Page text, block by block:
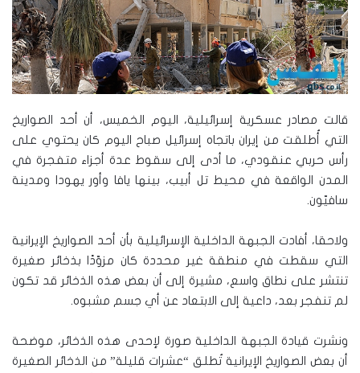
قالت مصادر عسكرية إسرائيلية، اليوم الخميس، أن أحد الصواريخ
التي أُطلقت من إيران باتجاه إسرائيل صباح اليوم كان يحتوي على
رأس حربي عنقودي، ما أدى إلى سقوط عدة أجزاء متفجرة في
المدن الواقعة في محيط تل أبيب، بينها يافا وأور يهودا ومدينة
سافيّون.
ولاحقا، أفادت الجبهة الداخلية الإسرائيلية بأن أحد الصواريخ الإيرانية
التي سقطت في منطقة غير محددة كان مزوّدًا بذخائر صغيرة
تنتشر على نطاق واسع، مشيرة إلى أن بعض هذه الذخائر قد تكون
لم تنفجر بعد، داعية إلى الابتعاد عن أي جسم مشبوه.
ونشرت قيادة الجبهة الداخلية صورة لإحدى هذه الذخائر، موضحة
أن بعض الصواريخ الإيرانية تُطلق “عشرات قليلة” من الذخائر الصغيرة